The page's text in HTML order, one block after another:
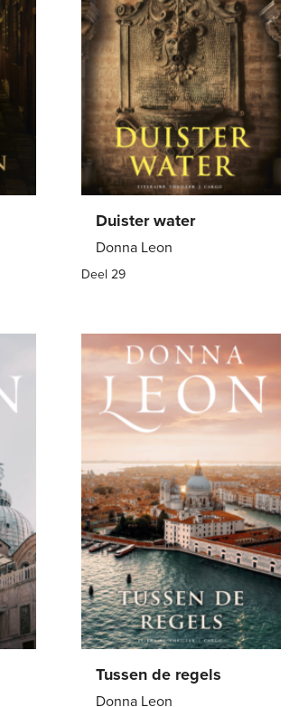
Duister water
Donna Leon
Deel 29
Tussen de regels
Donna Leon